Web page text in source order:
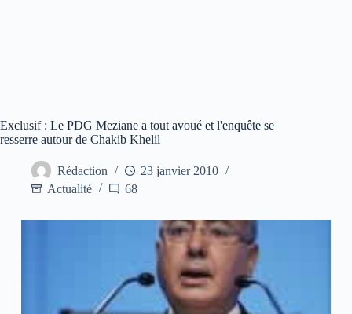
Exclusif : Le PDG Meziane a tout avoué et l'enquête se
resserre autour de Chakib Khelil
Rédaction
23 janvier 2010
Actualité
68